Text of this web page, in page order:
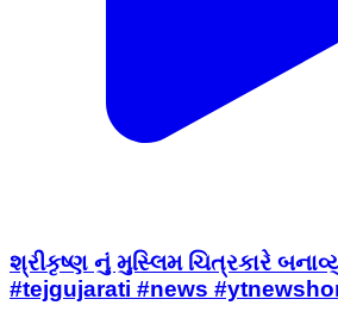
શ્રીકૃષ્ણ નું મુસ્લિમ ચિત્રકારે
#tejgujarati #news